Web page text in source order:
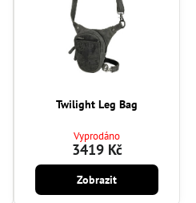
Twilight Leg Bag
Vyprodáno
3419 Kč
Zobrazit